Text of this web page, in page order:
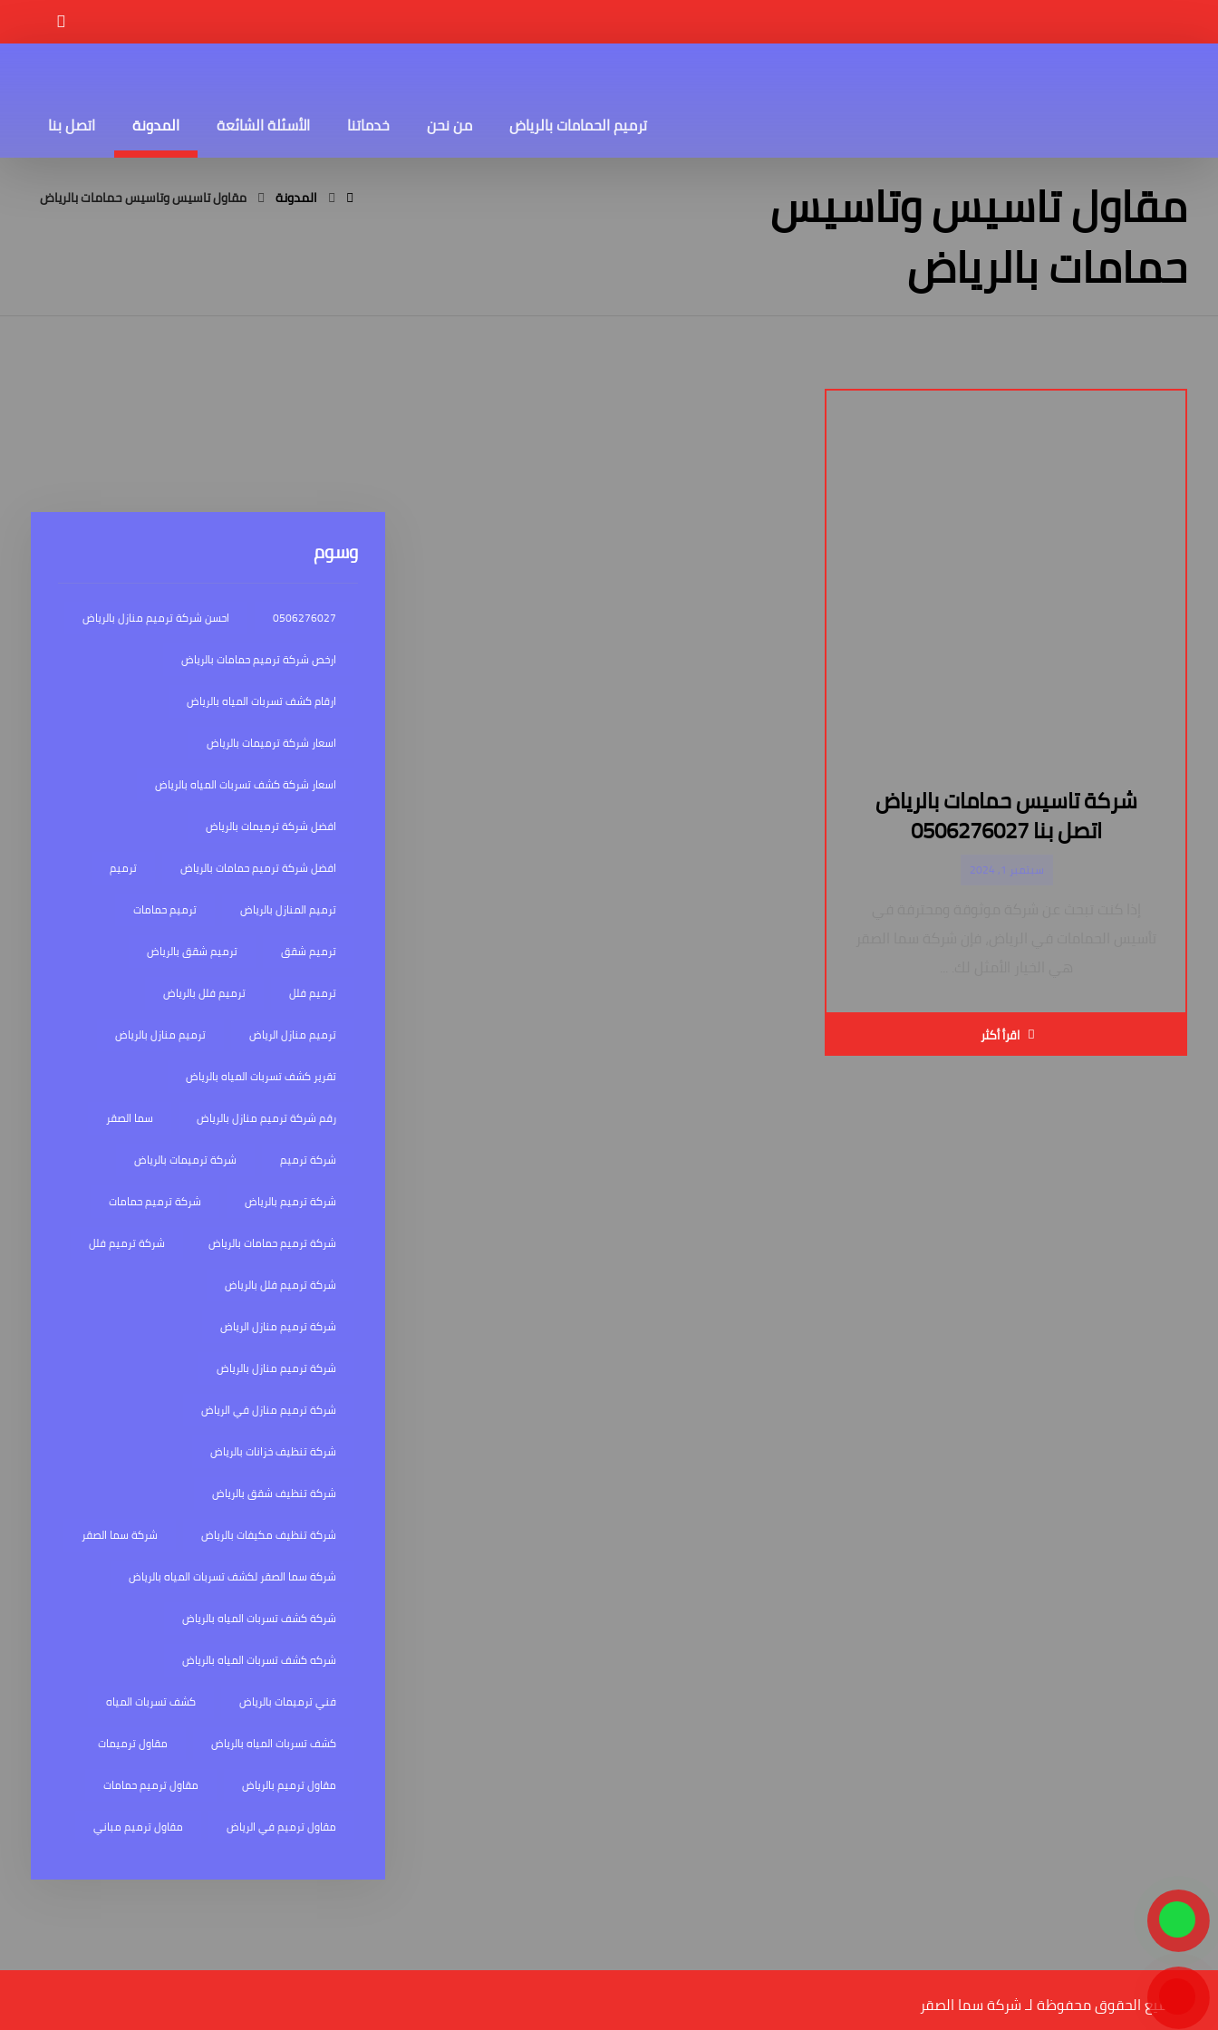
ترميم الحمامات بالرياض من نحن خدماتنا الأسئلة الشائعة المدونة اتصل بنا
مقاول تاسيس وتاسيس
حمامات بالرياض
المدونة مقاول تاسيس وتاسيس حمامات بالرياض
شركة تاسيس حمامات بالرياض
اتصل بنا 0506276027
سبتمبر 1, 2024
اقرأ أكثر
وسوم
0506276027
احسن شركة ترميم منازل بالرياض
ارخص شركة ترميم حمامات بالرياض
ارقام كشف تسربات المياه بالرياض
اسعار شركة ترميمات بالرياض
اسعار شركة كشف تسربات المياه بالرياض
افضل شركة ترميمات بالرياض
افضل شركة ترميم حمامات بالرياض
ترميم
ترميم المنازل بالرياض
ترميم حمامات
ترميم شقق
ترميم شقق بالرياض
ترميم فلل
ترميم فلل بالرياض
ترميم منازل الرياض
ترميم منازل بالرياض
تقرير كشف تسربات المياه بالرياض
رقم شركة ترميم منازل بالرياض
سما الصقر
شركة ترميم
شركة ترميمات بالرياض
شركة ترميم بالرياض
شركة ترميم حمامات
شركة ترميم حمامات بالرياض
شركة ترميم فلل
شركة ترميم فلل بالرياض
شركة ترميم منازل الرياض
شركة ترميم منازل بالرياض
شركة ترميم منازل في الرياض
شركة تنظيف خزانات بالرياض
شركة تنظيف شقق بالرياض
شركة تنظيف مكيفات بالرياض
شركة سما الصقر
شركة سما الصقر لكشف تسربات المياه بالرياض
شركة كشف تسربات المياه بالرياض
شركه كشف تسربات المياه بالرياض
فني ترميمات بالرياض
كشف تسربات المياه
كشف تسربات المياه بالرياض
مقاول ترميمات
مقاول ترميم بالرياض
مقاول ترميم حمامات
مقاول ترميم في الرياض
مقاول ترميم مباني
© جميع الحقوق محفوظة لـ شركة سما الصقر